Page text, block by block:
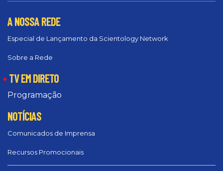
A NOSSA REDE
Especial de Lançamento da Scientology Network
Sobre a Rede
TV EM DIRETO
Programação
NOTÍCIAS
Comunicados de Imprensa
Recursos Promocionais